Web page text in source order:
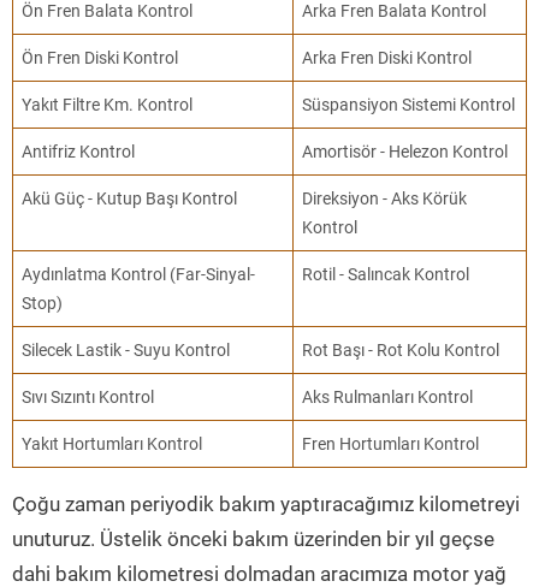
Ön Fren Balata Kontrol Arka Fren Balata Kontrol
Ön Fren Diski Kontrol Arka Fren Diski Kontrol
Yakıt Filtre Km. Kontrol Süspansiyon Sistemi Kontrol
Antifriz Kontrol Amortisör - Helezon Kontrol
Akü Güç - Kutup Başı Kontrol
Direksiyon - Aks Körük
Kontrol
Aydınlatma Kontrol (Far-Sinyal-
Stop)
Rotil - Salıncak Kontrol
Silecek Lastik - Suyu Kontrol Rot Başı - Rot Kolu Kontrol
Sıvı Sızıntı Kontrol Aks Rulmanları Kontrol
Yakıt Hortumları Kontrol Fren Hortumları Kontrol
Çoğu zaman periyodik bakım yaptıracağımız kilometreyi
unuturuz. Üstelik önceki bakım üzerinden bir yıl geçse
dahi bakım kilometresi dolmadan aracımıza motor yağ